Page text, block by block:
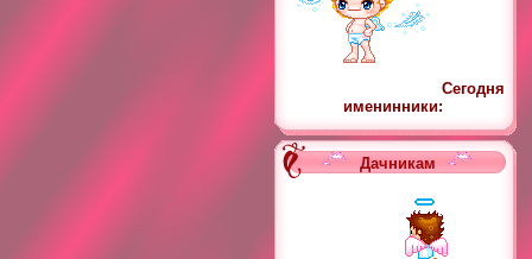
Сегодня
именинники:
Дачникам